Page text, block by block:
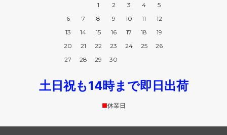
1
2 3 4
5
6
7 8 9 10 11
12
13
14 15 16 17 18
19
20
21 22 23 24 25
26
27
28 29 30
土日祝も14時まで即日出荷
■休業日